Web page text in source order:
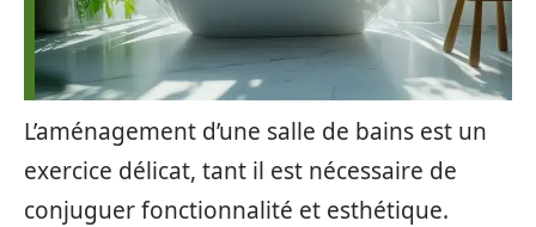
L’aménagement d’une salle de bains est un
exercice délicat, tant il est nécessaire de
conjuguer fonctionnalité et esthétique.